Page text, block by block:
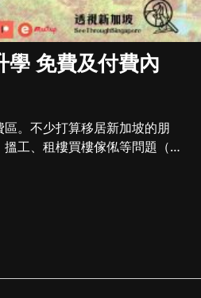
學 免費及付費內
。不少打算移居新加坡的朋
工、租樓買樓傢俬等問題（請